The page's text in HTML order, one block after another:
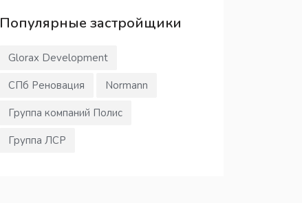
Популярные застройщики
Glorax Development
СПб Реновация
Normann
Группа компаний Полис
Группа ЛСР